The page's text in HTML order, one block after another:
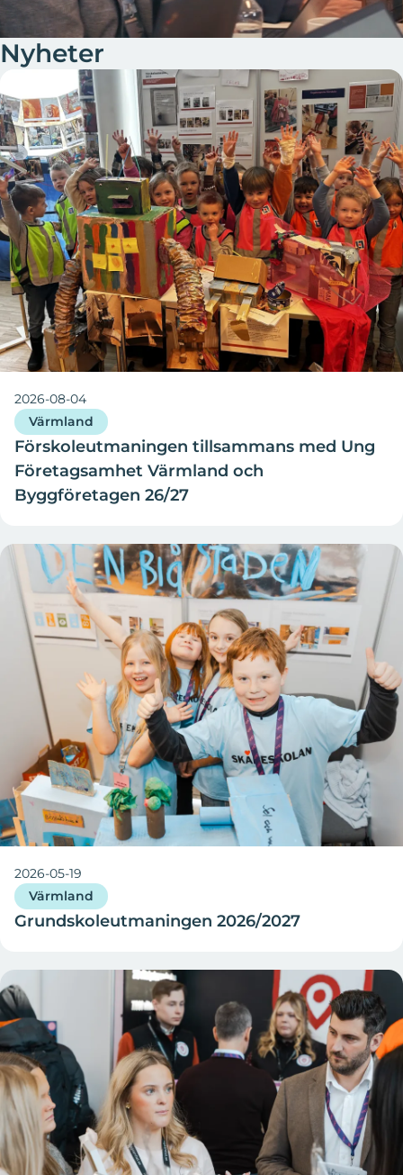
Nyheter
2026-08-04
Värmland
Förskoleutmaningen tillsammans med Ung
Företagsamhet Värmland och
Byggföretagen 26/27
2026-05-19
Värmland
Grundskoleutmaningen 2026/2027